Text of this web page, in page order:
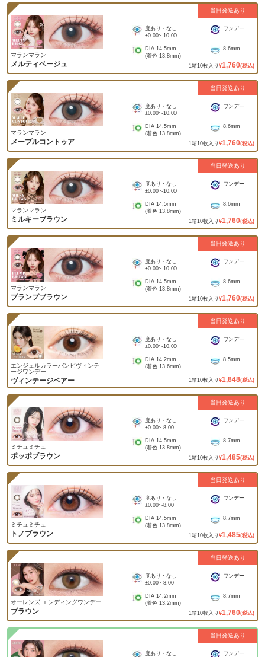
当日発送あり
マランマラン
メルティベージュ
度あり・なし
±0.00~-10.00
ワンデー
DIA 14.5mm
(着色 13.8mm)
8.6mm
1箱10枚入り ¥1,760(税込)
当日発送あり
マランマラン
メープルコントゥア
度あり・なし
±0.00~-10.00
ワンデー
DIA 14.5mm
(着色 13.8mm)
8.6mm
1箱10枚入り ¥1,760(税込)
当日発送あり
マランマラン
ミルキーブラウン
度あり・なし
±0.00~-10.00
ワンデー
DIA 14.5mm
(着色 13.8mm)
8.6mm
1箱10枚入り ¥1,760(税込)
当日発送あり
マランマラン
プランプブラウン
度あり・なし
±0.00~-10.00
ワンデー
DIA 14.5mm
(着色 13.8mm)
8.6mm
1箱10枚入り ¥1,760(税込)
当日発送あり
エンジェルカラーバンビヴィンテ
ージワンデー
ヴィンテージベアー
度あり・なし
±0.00~-10.00
ワンデー
DIA 14.2mm
(着色 13.6mm)
8.5mm
1箱10枚入り ¥1,848(税込)
当日発送あり
ミチュミチュ
ポッポブラウン
度あり・なし
±0.00~-8.00
ワンデー
DIA 14.5mm
(着色 13.8mm)
8.7mm
1箱10枚入り ¥1,485(税込)
当日発送あり
ミチュミチュ
トノブラウン
度あり・なし
±0.00~-8.00
ワンデー
DIA 14.5mm
(着色 13.8mm)
8.7mm
1箱10枚入り ¥1,485(税込)
当日発送あり
オーレンズ エンディングワンデー
ブラウン
度あり・なし
±0.00~-8.00
ワンデー
DIA 14.2mm
(着色 13.2mm)
8.7mm
1箱10枚入り ¥1,760(税込)
当日発送あり
度あり・なし
ワンデー